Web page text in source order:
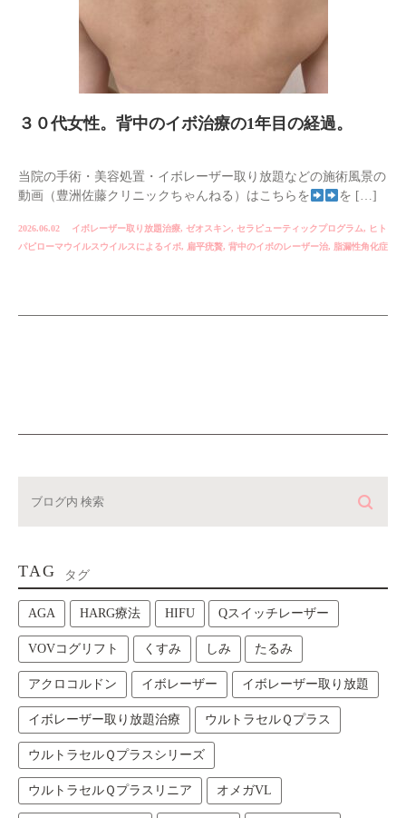
３０代女性。背中のイボ治療の1年目の経過。
当院の手術・美容処置・イボレーザー取り放題などの施術風景の
動画（豊洲佐藤クリニックちゃんねる）はこちらを
を […]
2026.06.02 イボレーザー取り放題治療, ゼオスキン, セラピューティックプログラム,
ヒト
パピローマウイルスウイルスによるイボ, 扁平疣贅, 背中のイボのレーザー治, 脂漏性角化症
TAG タグ
AGA HARG療法 HIFU Qスイッチレーザー
VOVコグリフト くすみ しみ たるみ
アクロコルドン イボレーザー イボレーザー取り放題
イボレーザー取り放題治療 ウルトラセルＱプラス
ウルトラセルＱプラスシリーズ
ウルトラセルＱプラスリニア オメガVL